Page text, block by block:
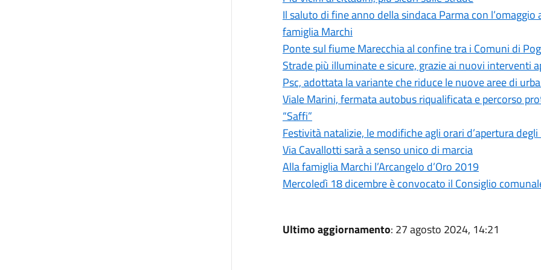
Il saluto di fine anno della sindaca Parma con l’omaggio
famiglia Marchi
Ponte sul fiume Marecchia al confine tra i Comuni di
Strade più illuminate e sicure, grazie ai nuovi interventi
Psc, adottata la variante che riduce le nuove aree di
Viale Marini, fermata autobus riqualificata e percorso
“Saffi”
Festività natalizie, le modifiche agli orari d’apertura
Via Cavallotti sarà a senso unico di marcia
Alla famiglia Marchi l’Arcangelo d’Oro 2019
Mercoledì 18 dicembre è convocato il Consiglio
Ultimo aggiornamento: 27 agosto 2024, 14:21